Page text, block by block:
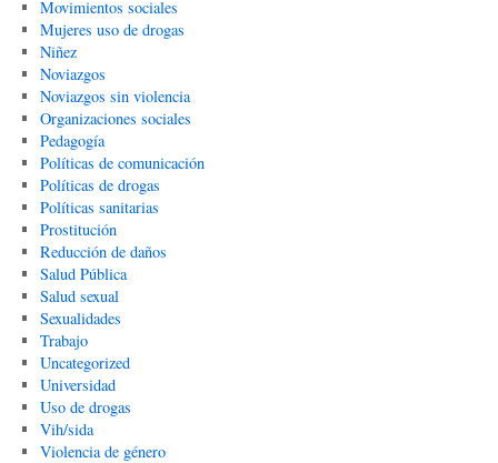
Movimientos sociales
Mujeres uso de drogas
Niñez
Noviazgos
Noviazgos sin violencia
Organizaciones sociales
Pedagogía
Políticas de comunicación
Políticas de drogas
Políticas sanitarias
Prostitución
Reducción de daños
Salud Pública
Salud sexual
Sexualidades
Trabajo
Uncategorized
Universidad
Uso de drogas
Vih/sida
Violencia de género